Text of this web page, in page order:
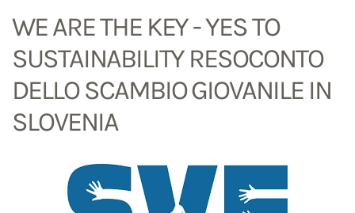
WE ARE THE KEY - YES TO
SUSTAINABILITY RESOCONTO
DELLO SCAMBIO GIOVANILE IN
SLOVENIA